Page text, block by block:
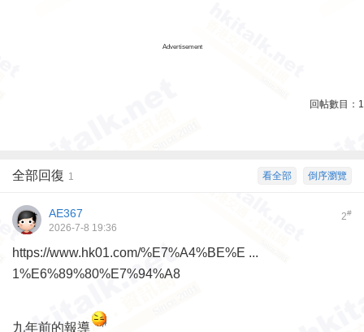
Advertisement
回帖數目： 1
倒序瀏覽
看全部
全部回復 1
2#
AE367
2026-7-8 19:36
https://www.hk01.com/%E7%A4%BE%E ...
1%E6%89%80%E7%94%A8
九年前的報導